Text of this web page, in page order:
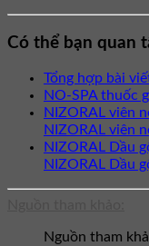
Có thể bạn quan
Tổng hợp bài
NO-SPA thuốc
NIZORAL viên
NIZORAL viên
NIZORAL Dầu
NIZORAL Dầu
Nguồn tham